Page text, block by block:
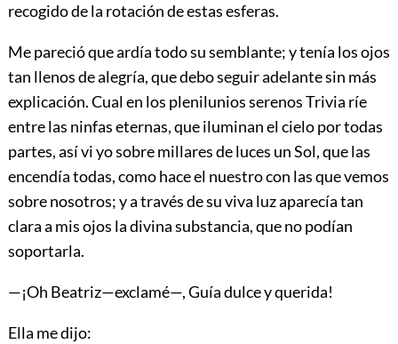
recogido de la rotación de estas esferas.
Me pareció que ardía todo su semblante; y tenía los ojos
tan llenos de alegría, que debo seguir adelante sin más
explicación. Cual en los plenilunios serenosTrivia ríe
entre las ninfas eternas, que iluminan el cielo por todas
partes, así vi yo sobre millares de luces un Sol, que las
encendía todas, como hace el nuestro con las que vemos
sobre nosotros; y a través de su viva luz aparecía tan
clara a mis ojos la divina substancia, que no podían
soportarla.
—¡Oh Beatriz—exclamé—, Guía dulce y querida!
Ella me dijo: